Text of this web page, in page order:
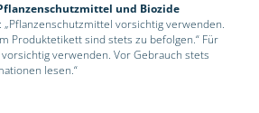
und Biozide
vorsichtig verwenden.
Produktetikett sind stets zu befolgen.“ Für
verwenden. Vor Gebrauch stets
lesen.“